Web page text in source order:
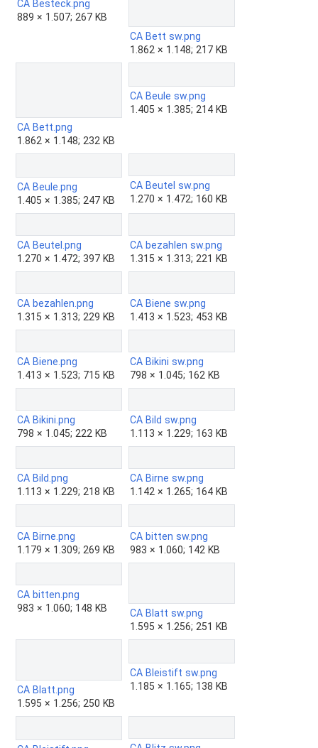
CA Besteck.png
889 × 1.507; 267 KB
CA Bett sw.png
1.862 × 1.148; 217 KB
CA Bett.png
1.862 × 1.148; 232 KB
CA Beule sw.png
1.405 × 1.385; 214 KB
CA Beule.png
1.405 × 1.385; 247 KB
CA Beutel sw.png
1.270 × 1.472; 160 KB
CA Beutel.png
1.270 × 1.472; 397 KB
CA bezahlen sw.png
1.315 × 1.313; 221 KB
CA bezahlen.png
1.315 × 1.313; 229 KB
CA Biene sw.png
1.413 × 1.523; 453 KB
CA Biene.png
1.413 × 1.523; 715 KB
CA Bikini sw.png
798 × 1.045; 162 KB
CA Bikini.png
798 × 1.045; 222 KB
CA Bild sw.png
1.113 × 1.229; 163 KB
CA Bild.png
1.113 × 1.229; 218 KB
CA Birne sw.png
1.142 × 1.265; 164 KB
CA Birne.png
1.179 × 1.309; 269 KB
CA bitten sw.png
983 × 1.060; 142 KB
CA bitten.png
983 × 1.060; 148 KB
CA Blatt sw.png
1.595 × 1.256; 251 KB
CA Blatt.png
1.595 × 1.256; 250 KB
CA Bleistift sw.png
1.185 × 1.165; 138 KB